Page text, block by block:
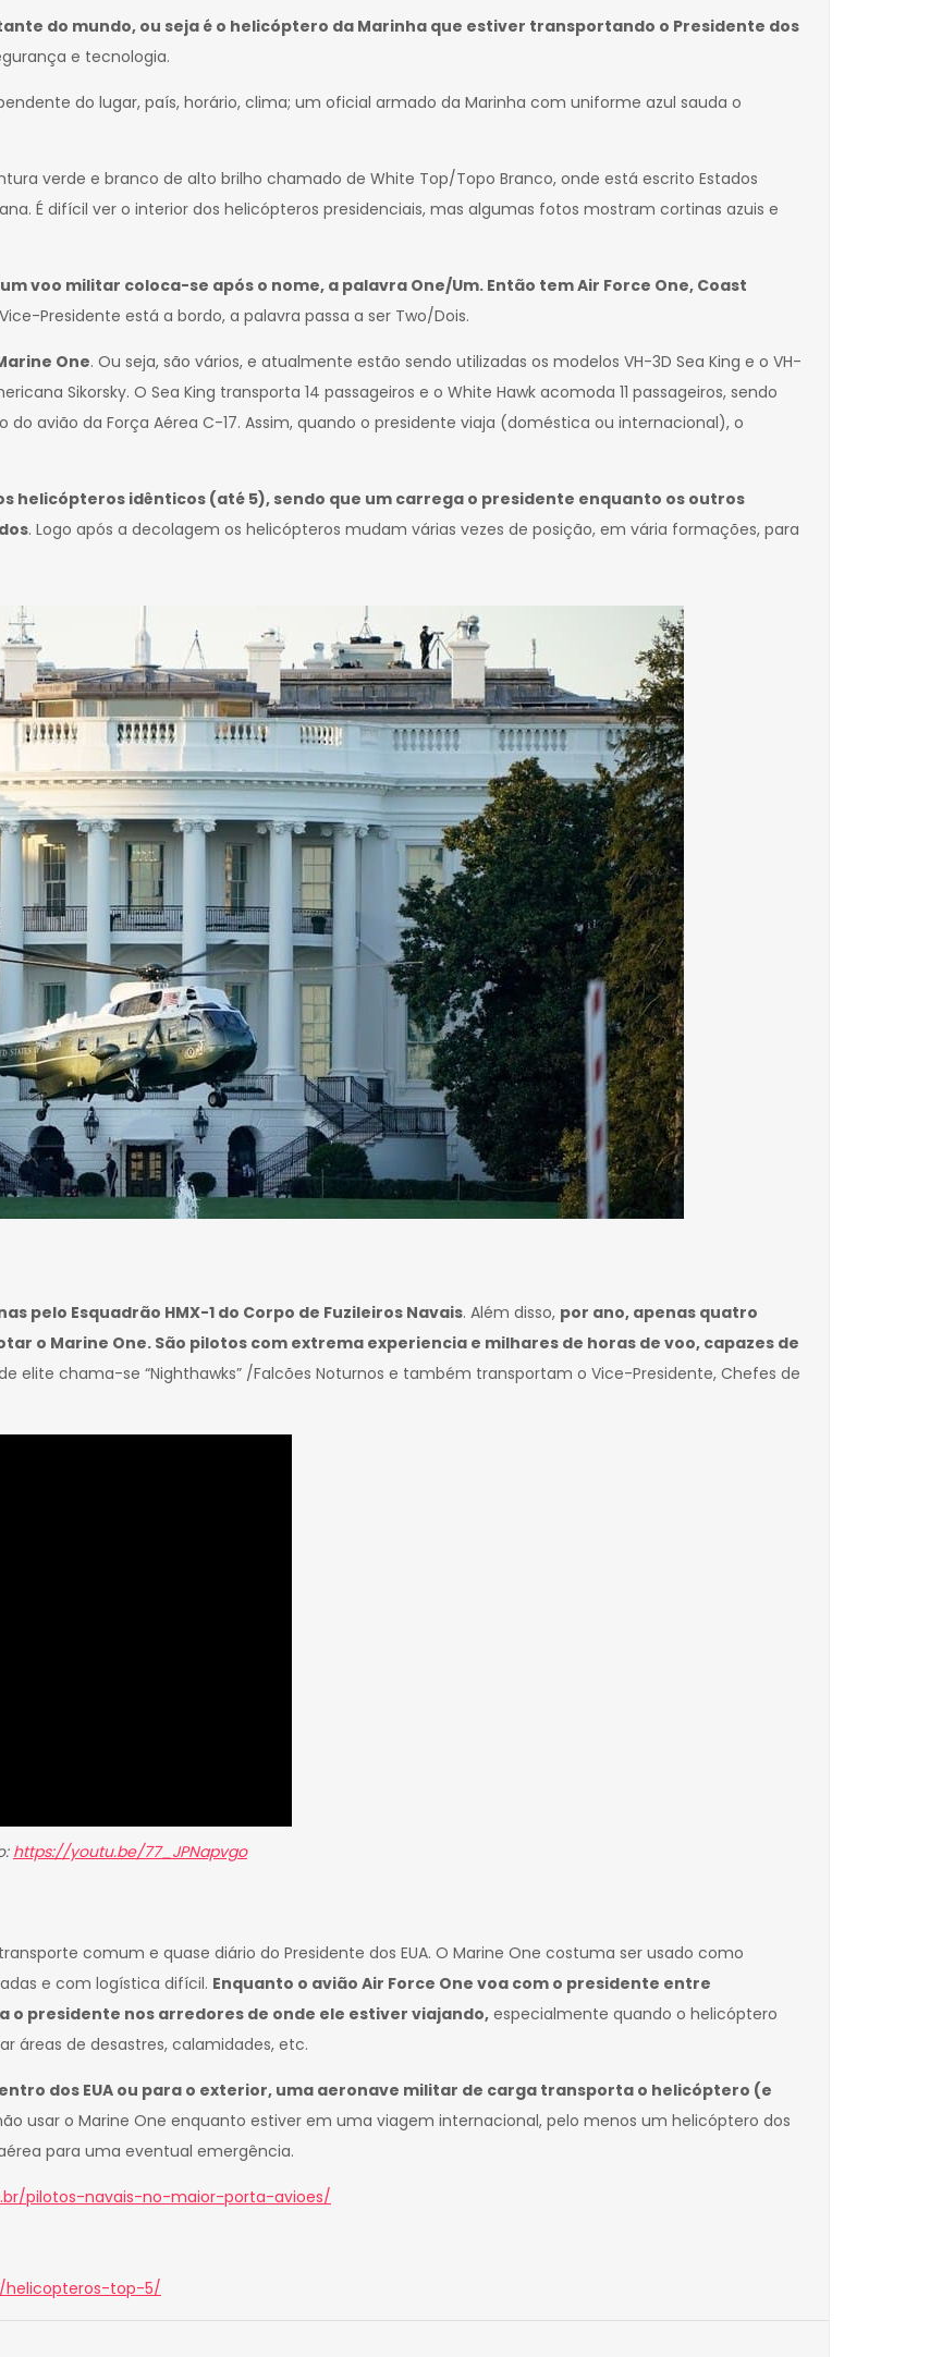
do mundo, ou seja é o helicóptero da Marinha que estiver transportando o Presidente dos
e tecnologia.
do lugar, país, horário, clima; um oficial armado da Marinha com uniforme azul sauda o
verde e branco de alto brilho chamado de White Top/Topo Branco, onde está escrito Estados
É difícil ver o interior dos helicópteros presidenciais, mas algumas fotos mostram cortinas azuis e
voo militar coloca-se após o nome, a palavra One/Um. Então tem Air Force One, Coast
Presidente está a bordo, a palavra passa a ser Two/Dois.
One. Ou seja, são vários, e atualmente estão sendo utilizadas os modelos VH-3D Sea King e o VH-
Sikorsky. O Sea King transporta 14 passageiros e o White Hawk acomoda 11 passageiros, sendo
avião da Força Aérea C-17. Assim, quando o presidente viaja (doméstica ou internacional), o
helicópteros idênticos (até 5), sendo que um carrega o presidente enquanto os outros
. Logo após a decolagem os helicópteros mudam várias vezes de posição, em vária formações, para
pelo Esquadrão HMX-1 do Corpo de Fuzileiros Navais. Além disso, por ano, apenas quatro
o Marine One. São pilotos com extrema experiencia e milhares de horas de voo, capazes de
de elite chama-se “Nighthawks” /Falcões Noturnos e também transportam o Vice-Presidente, Chefes de
https://youtu.be/77_JPNapvgo
comum e quase diário do Presidente dos EUA. O Marine One costuma ser usado como
e com logística difícil. Enquanto o avião Air Force One voa com o presidente entre
presidente nos arredores de onde ele estiver viajando,especialmente quando o helicóptero
áreas de desastres, calamidades, etc.
dos EUA ou para o exterior, uma aeronave militar de carga transporta o helicóptero (e
usar o Marine One enquanto estiver em uma viagem internacional, pelo menos um helicóptero dos
para uma eventual emergência.
pilotos-navais-no-maior-porta-avioes/
helicopteros-top-5/